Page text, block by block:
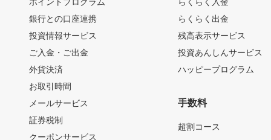
銀行との口座連携
投資情報サービス
ご入金・ご出金
外貨決済
お取引時間
メールサービス
証券税制
クーポンサービス
らくらく出金
残高表示サービス
投資あんしんサービス
ハッピープログラム
手数料
超割コース